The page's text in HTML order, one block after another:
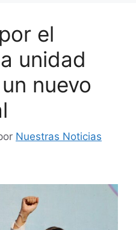
el
unidad
nuevo
Nuestras Noticias